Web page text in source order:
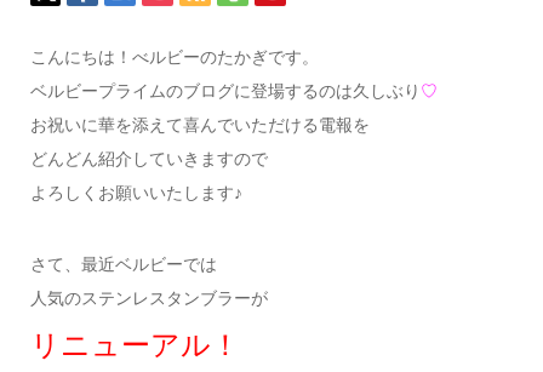
こんにちは！べルビーのたかぎです。
ベルビープライムのブログに登場するのは久しぶり ♡
お祝いに華を添えて喜んでいただける電報を
どんどん紹介していきますので
よろしくお願いいたします♪
さて、最近ベルビーでは
人気のステンレスタンブラーが
リニューアル！